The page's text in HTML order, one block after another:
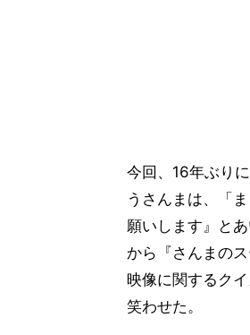
今回、16年ぶり
うさんまは、「
願いします』と
から『さんまの
映像に関するク
笑わせた。